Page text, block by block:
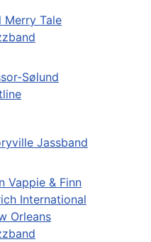
Merry Tale
Sølund
Jassband
Vappie & Finn
International
Orleans